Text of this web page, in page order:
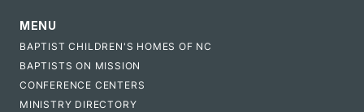
MENU
BAPTIST CHILDREN'S HOMES OF NC
BAPTISTS ON MISSION
CONFERENCE CENTERS
MINISTRY DIRECTORY